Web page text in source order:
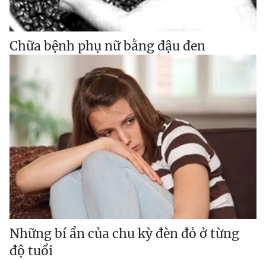
Chữa bệnh phụ nữ bằng đậu đen
Những bí ẩn của chu kỳ đèn đỏ ở từng
độ tuổi